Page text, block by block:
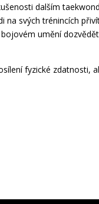
dalším
na svých trénincích
umění
fyzické zdatnosti,